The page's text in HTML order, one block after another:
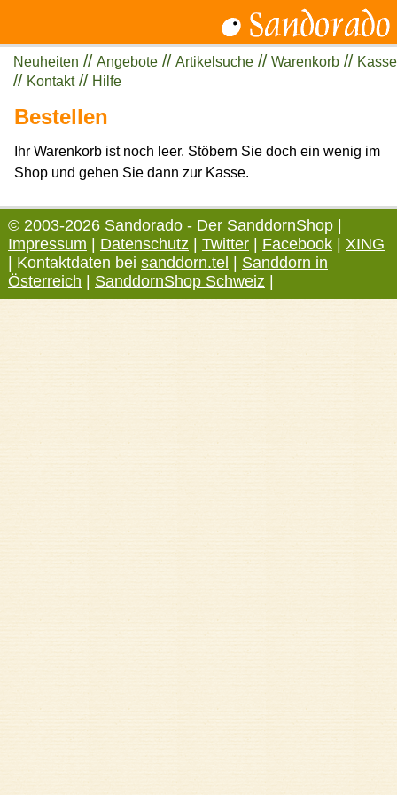
Neuheiten // Angebote // Artikelsuche // Warenkorb // Kasse
// Kontakt// Hilfe
Bestellen
Ihr Warenkorb ist noch leer. Stöbern Sie doch ein wenig im
Shop und gehen Sie dann zur Kasse.
© 2003-2026 Sandorado - Der SanddornShop |
Impressum | Datenschutz | Twitter | Facebook | XING
| Kontaktdaten bei sanddorn.tel | Sanddorn in
Österreich | SanddornShop Schweiz |